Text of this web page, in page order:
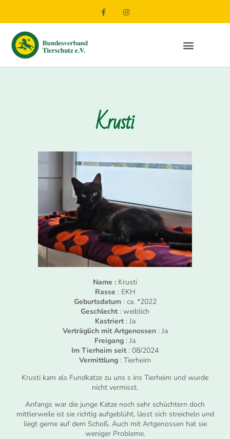
Krusti
Name : Krusti
Rasse : EKH
Geburtsdatum: ca. *2022
Geschlecht: weiblich
Kastriert: Ja
Verträglich mit Artgenossen: Ja
Freigang : Ja
Im Tierheim seit : 08/2024
Vermittlung : Tierheim
Krusti kam als Fundkatze zu uns s ins Tierheim und wurde
nicht vermisst.
Anfangs war die junge Katze noch sehr schüchtern doch
mittlerweile ist sie richtig aufgeblüht, lässt sich streicheln und
liegt gerne auf dem Schoß. Auch mit Artgenossen hat sie
weniger Probleme.